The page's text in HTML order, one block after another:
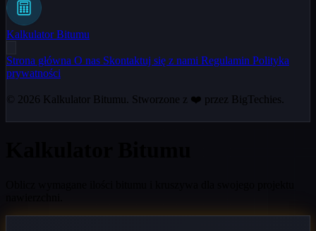
Kalkulator Bitumu
Strona główna O nas Skontaktuj się z nami Regulamin Polityka
prywatności
© 2026 Kalkulator Bitumu. Stworzone z ❤️ przez BigTechies.